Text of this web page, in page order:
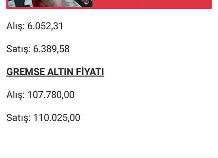
Alış: 6.052,31
Satış: 6.389,58
GREMSE ALTIN FİYATI
Alış: 107.780,00
Satış: 110.025,00